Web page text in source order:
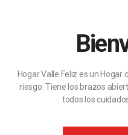
Hogar Valle Feliz es un
riesgo. Tiene los brazos
todos los